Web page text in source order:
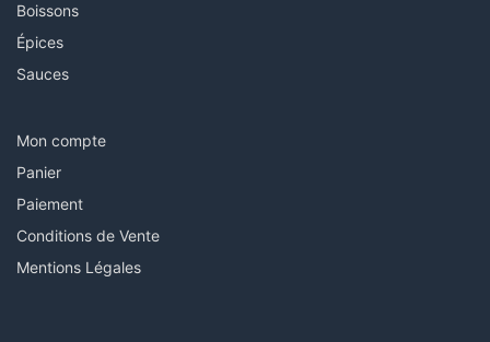
Boissons
Épices
Sauces
Mon compte
Panier
Paiement
Conditions de Vente
Mentions Légales